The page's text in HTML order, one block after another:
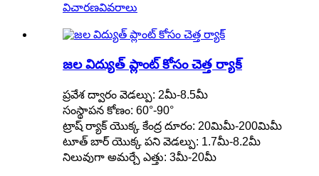
విచారణవివరాలు
జల విద్యుత్ ప్లాంట్ కోసం చెత్త ర్యాక్
ప్రవేశ ద్వారం వెడల్పు: 2మీ-8.5మీ
సంస్థాపన కోణం: 60°-90°
ట్రాష్ ర్యాక్ యొక్క కేంద్ర దూరం: 20మిమీ-200మిమీ
టూత్ బార్ యొక్క పని వెడల్పు: 1.7మీ-8.2మీ
నిలువుగా అమర్చే ఎత్తు: 3మీ-20మీ